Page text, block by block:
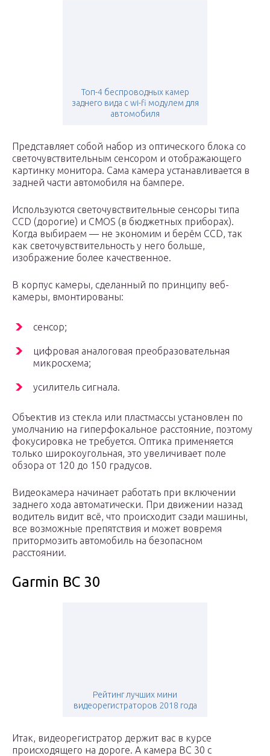
Топ-4 беспроводных камер
заднего вида с wi-fi модулем для
автомобиля
Представляет собой набор из оптического блока со
светочувствительным сенсором и отображающего
картинку монитора. Сама камера устанавливается в
задней части автомобиля на бампере.
Используются светочувствительные сенсоры типа
ССD (дорогие) и CMOS (в бюджетных приборах).
Когда выбираем — не экономим и берём ССD, так
как светочувствительность у него больше,
изображение более качественное.
В корпус камеры, сделанный по принципу веб-
камеры, вмонтированы:
сенсор;
цифровая аналоговая преобразовательная
микросхема;
усилитель сигнала.
Объектив из стекла или пластмассы установлен по
умолчанию на гиперфокальное расстояние, поэтому
фокусировка не требуется. Оптика применяется
только широкоугольная, это увеличивает поле
обзора от 120 до 150 градусов.
Видеокамера начинает работать при включении
заднего хода автоматически. При движении назад
водитель видит всё, что происходит сзади машины,
все возможные препятствия и может вовремя
притормозить автомобиль на безопасном
расстоянии.
Garmin BC 30
Рейтинг лучших мини
видеорегистраторов 2018 года
Итак, видеорегистратор держит вас в курсе
происходящего на дороге. А камера BC 30 с